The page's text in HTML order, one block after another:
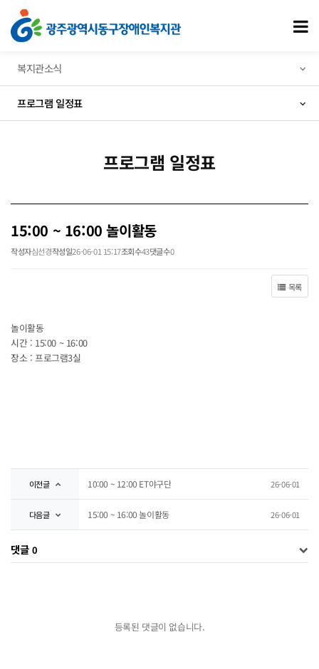
15:00 ~ 16:00 놀이활동 > 프로그램 일정표
복지관소식
프로그램 일정표
프로그램 일정표
15:00 ~ 16:00 놀이활동
작성자심선경작성일26-06-01 15:17조회수43댓글수0
목록
놀이활동
시간 : 15:00 ~ 16:00
장소 : 프로그램3실
이전글 10:00 ~ 12:00 ET야구단 26-06-01
다음글 15:00 ~ 16:00 놀이활동 26-06-01
댓글 0
등록된 댓글이 없습니다.